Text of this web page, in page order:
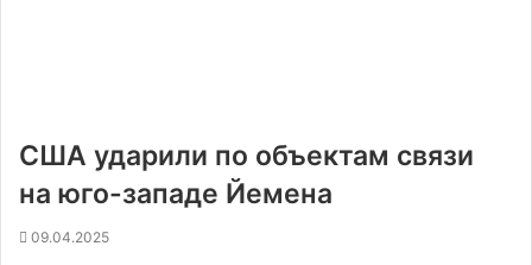
США ударили по объектам связи
на юго-западе Йемена
09.04.2025